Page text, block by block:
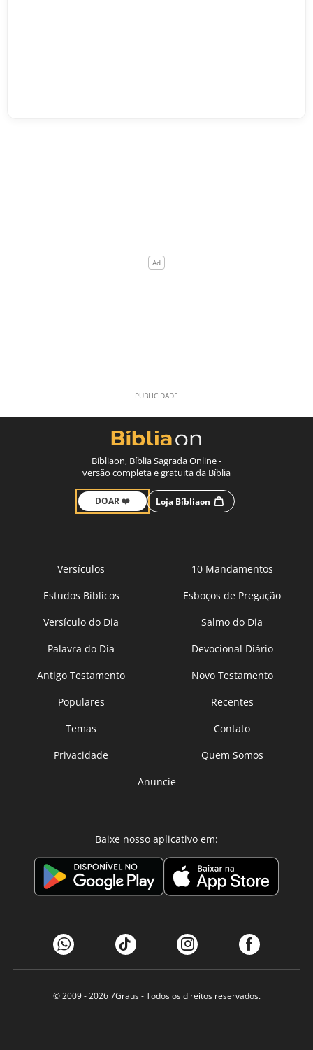
Bíbliaon, Bíblia Sagrada Online -
versão completa e gratuita da Bíblia
DOAR ❤️ Loja Bíbliaon
Versículos
10 Mandamentos
Estudos Bíblicos
Esboços de Pregação
Versículo do Dia
Salmo do Dia
Palavra do Dia
Devocional Diário
Antigo Testamento
Novo Testamento
Populares
Recentes
Temas
Contato
Privacidade
Quem Somos
Anuncie
Baixe nosso aplicativo em:
© 2009 - 20267Graus- Todos os direitos reservados.